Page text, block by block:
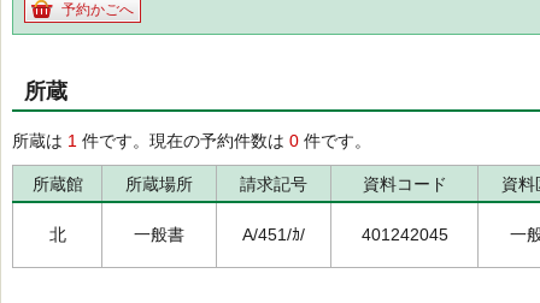
予約かごへ
所蔵
所蔵は 1 件です。現在の予約件数は 0 件です。
所蔵館 所蔵場所 請求記号 資料コード 資料
北 一般書 A/451/ｶ/ 401242045 一